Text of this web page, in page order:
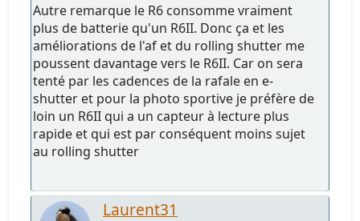
Autre remarque le R6 consomme vraiment
plus de batterie qu'un R6II. Donc ça et les
améliorations de l'af et du rolling shutter me
poussent davantage vers le R6II. Car on sera
tenté par les cadences de la rafale en e-
shutter et pour la photo sportive je préfère de
loin un R6II qui a un capteur à lecture plus
rapide et qui est par conséquent moins sujet
au rolling shutter
Laurent31